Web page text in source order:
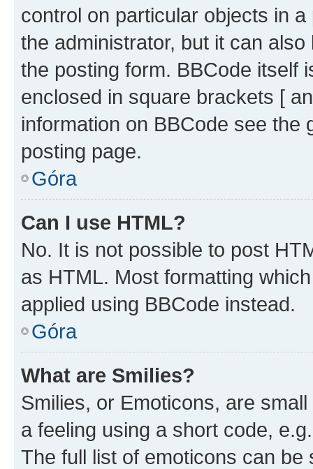
control on particular objects in
the administrator, but it can
the posting form. BBCode itself
enclosed in square brackets [
information on BBCode see
posting page.
Góra
Can I use HTML?
No. It is not possible to post
as HTML. Most formatting
applied using BBCode instead.
Góra
What are Smilies?
Smilies, or Emoticons, are
a feeling using a short code,
The full list of emoticons can